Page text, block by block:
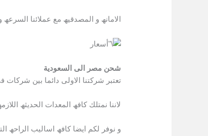
الامانھ و المصدقیھ مع عملائنا السرعھ
شحن مصر الى السعودية
تعتبر شركتنا الاولى دائما بین
لاننا نمتلك كافھ المعدات الحدیثھ
و نوفر لكم ایضا كافھ اسالیب الراحھ